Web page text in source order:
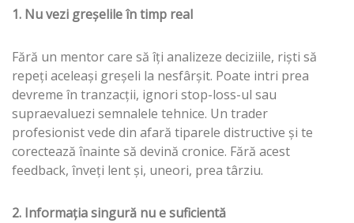
1. Nu vezi greșelile în timp real
Fără un mentor care să îți analizeze deciziile, riști să
repeți aceleași greșeli la nesfârșit. Poate intri prea
devreme în tranzacții, ignori stop-loss-ul sau
supraevaluezi semnalele tehnice. Un trader
profesionist vede din afară tiparele distructive și te
corectează înainte să devină cronice. Fără acest
feedback, înveți lent și, uneori, prea târziu.
2. Informația singură nu e suficientă